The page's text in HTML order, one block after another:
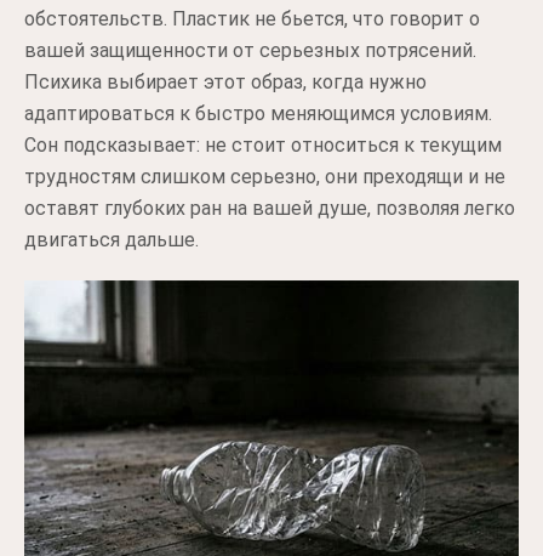
обстоятельств. Пластик не бьется, что говорит о
вашей защищенности от серьезных потрясений.
Психика выбирает этот образ, когда нужно
адаптироваться к быстро меняющимся условиям.
Сон подсказывает: не стоит относиться к текущим
трудностям слишком серьезно, они преходящи и не
оставят глубоких ран на вашей душе, позволяя легко
двигаться дальше.